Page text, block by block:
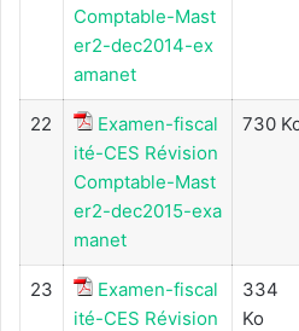
Comptable-Mast
er2-dec2014-ex
amanet
22
Examen-fiscal
ité-CES Révision
Comptable-Mast
er2-dec2015-exa
manet
730
23
Examen-fiscal
ité-CES Révision
334
Ko